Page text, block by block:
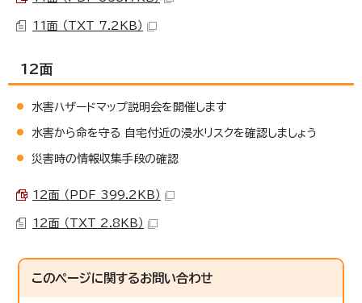
11面 （TXT 7.2KB）
12面
水害ハザードマップ説明会を開催します
水害から命を守る 自宅付近の浸水リスクを確認しましょう
災害時の情報収集手段の確認
12面 （PDF 399.2KB）
12面 （TXT 2.8KB）
このページに関するお問い合わせ